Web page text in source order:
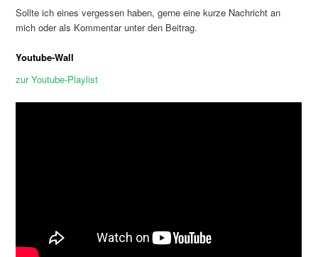
Sollte ich eines vergessen haben, gerne eine kurze Nachricht an
mich oder als Kommentar unter den Beitrag.
Youtube-Wall
zur Youtube-Playlist